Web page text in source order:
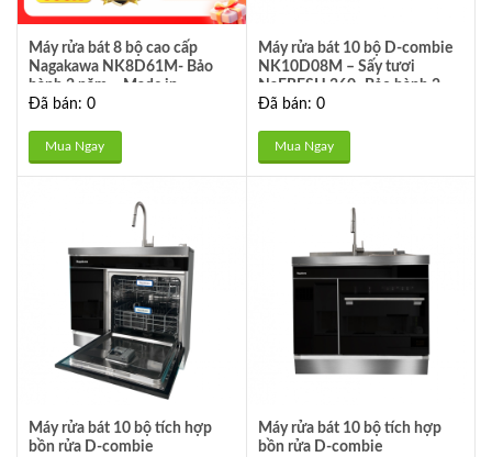
Máy rửa bát 8 bộ cao cấp
Nagakawa NK8D61M- Bảo
hành 2 năm – Made in
Malaysia
Đã bán: 0
Mua Ngay
Máy rửa bát 10 bộ D-combie
NK10D08M – Sấy tươi
NaFRESH 360- Bảo hành 2
năm
Đã bán: 0
Mua Ngay
Máy rửa bát 10 bộ tích hợp
bồn rửa D-combie
Máy rửa bát 10 bộ tích hợp
bồn rửa D-combie